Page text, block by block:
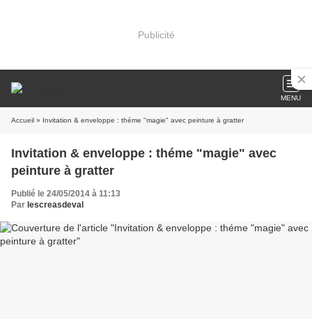
Publicité
MENU
Accueil » Invitation & enveloppe : théme "magie" avec peinture à gratter
Invitation & enveloppe : théme "magie" avec
peinture à gratter
Publié le 24/05/2014 à 11:13
Par lescreasdeval